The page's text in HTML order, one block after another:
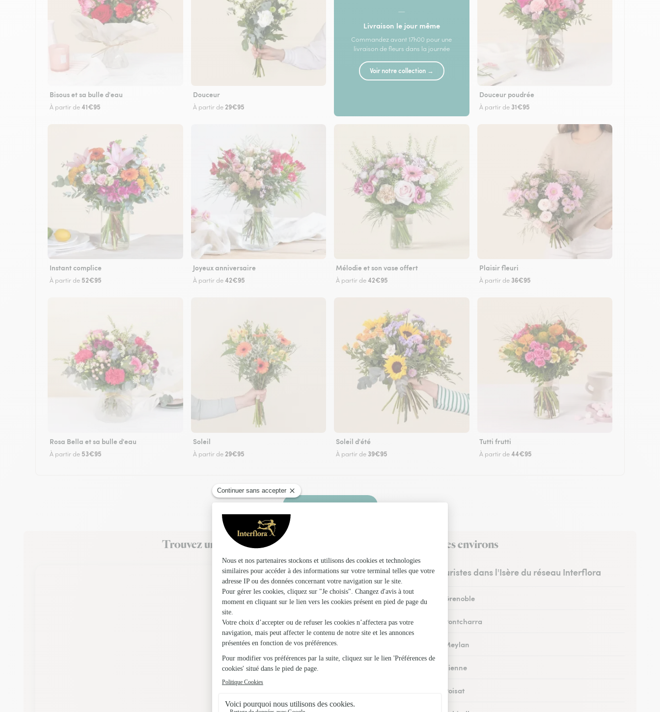
Bisous et sa bulle d'eau
À partir de41€95
Douceur
À partir de 29€95
—
Livraison le jour même
Commandez avant 17h00 pour une
livraison de fleurs dans la journée
Voir notre collection →
Douceur poudrée
À partir de 31€95
Instant complice
À partir de 52€95
Joyeux anniversaire
À partir de42€95
Mélodie et son vase offert
À partir de42€95
Plaisir fleuri
À partir de 36€95
Rosa Bella et sa bulle d'eau
À partir de 53€95
Soleil
À partir de 29€95
Soleil d'été
À partir de 39€95
Tutti frutti
À partir de44€95
Faire livrer des fleurs
Trouvez un fleuriste Interflora à Entre-deux-Guiers et dans ses environs
Les fleuristes dans l'Isère du réseau Interflora
Fleuristes à Grenoble
Fleuristes à Pontcharra
Fleuristes à Meylan
Fleuristes à Vienne
Fleuristes à Poisat